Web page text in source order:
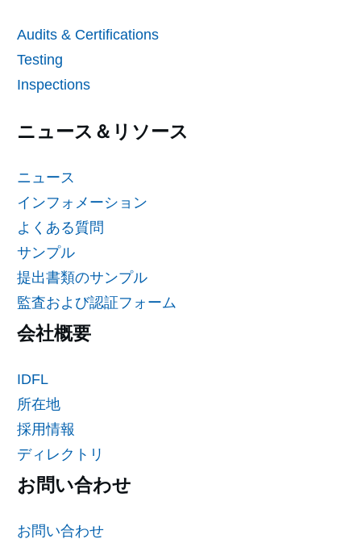
Audits & Certifications
Testing
Inspections
ニュース＆リソース
ニュース
インフォメーション
よくある質問
サンプル
提出書類のサンプル
監査および認証フォーム
会社概要
IDFL
所在地
採用情報
ディレクトリ
お問い合わせ
お問い合わせ